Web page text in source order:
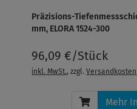
Präzisions-
mm, ELORA 1524-300
96,09 €/Stück
inkl. MwSt., zzgl.Versandkosten
Mehr